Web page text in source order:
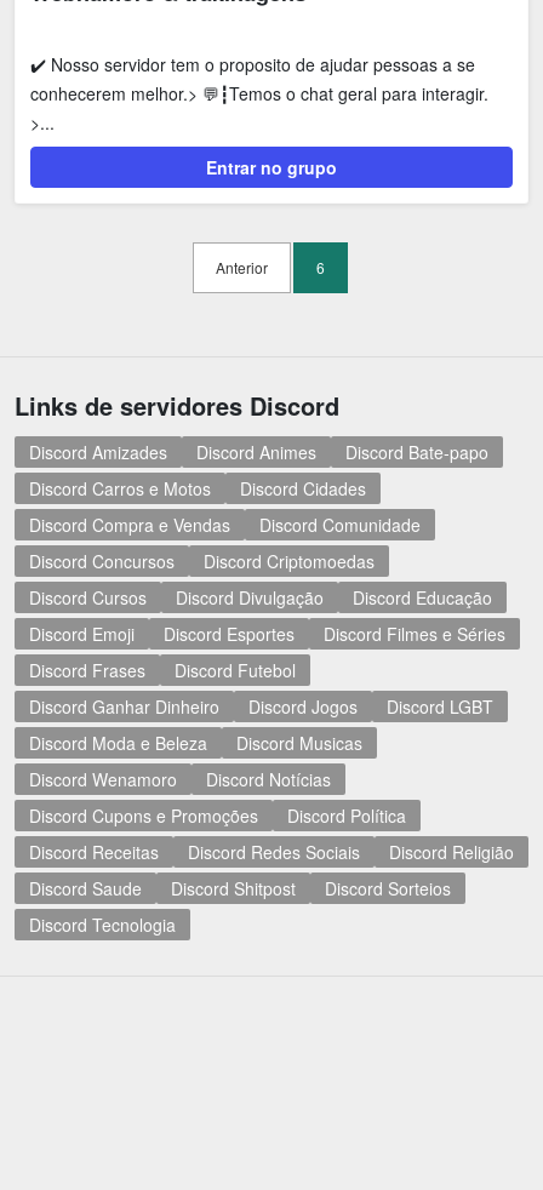
✔️ Nosso servidor tem o proposito de ajudar pessoas a se
conhecerem melhor.> 💬┇Temos o chat geral para interagir.
>...
Entrar no grupo
Anterior 6
Links de servidores Discord
Discord Amizades Discord Animes
Discord Bate-papo
Discord Carros e Motos
Discord Cidades
Discord Compra e Vendas
Discord Comunidade
Discord Concursos
Discord Criptomoedas
Discord Cursos
Discord Divulgação
Discord Educação
Discord Emoji
Discord Esportes
Discord Filmes e Séries
Discord Frases
Discord Futebol
Discord Ganhar Dinheiro
Discord Jogos
Discord LGBT
Discord Moda e Beleza
Discord Musicas
Discord Wenamoro
Discord Notícias
Discord Cupons e Promoções
Discord Política
Discord Receitas
Discord Redes Sociais
Discord Religião
Discord Saude
Discord Shitpost
Discord Sorteios
Discord Tecnologia